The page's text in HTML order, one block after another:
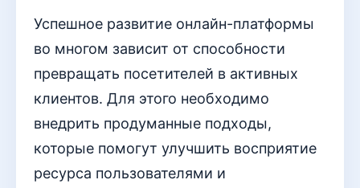
Успешное развитие онлайн-платформы
во многом зависит от способности
превращать посетителей в активных
клиентов. Для этого необходимо
внедрить продуманные подходы,
которые помогут улучшить восприятие
ресурса пользователями и